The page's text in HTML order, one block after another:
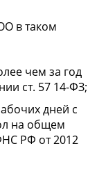
в таком
чем за год
ст. 57 14-ФЗ;
дней с
на общем
РФ от 2012